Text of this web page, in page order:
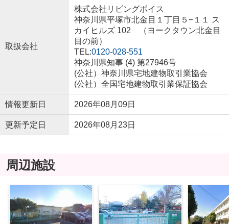
取扱会社
株式会社リビングボイス
神奈川県平塚市北金目１丁目５−１１ ス
カイヒルズ 102 （ヨークタウン北金目
目の前）
TEL:0120-028-551
神奈川県知事 (4) 第27946号
(公社）神奈川県宅地建物取引業協会
(公社）全国宅地建物取引業保証協会
情報更新日 2026年08月09日
更新予定日 2026年08月23日
周辺施設